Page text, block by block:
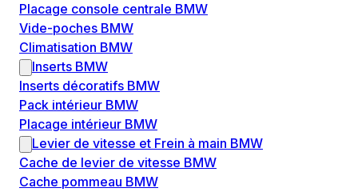
Placage console centrale BMW
Vide-poches BMW
Climatisation BMW
Inserts BMW
Inserts décoratifs BMW
Pack intérieur BMW
Placage intérieur BMW
Levier de vitesse et Frein à main BMW
Cache de levier de vitesse BMW
Cache pommeau BMW